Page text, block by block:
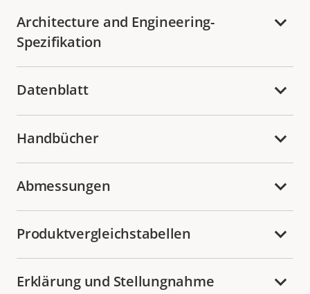
Architecture and Engineering-
Spezifikation
Datenblatt
Handbücher
Abmessungen
Produktvergleichstabellen
Erklärung und Stellungnahme